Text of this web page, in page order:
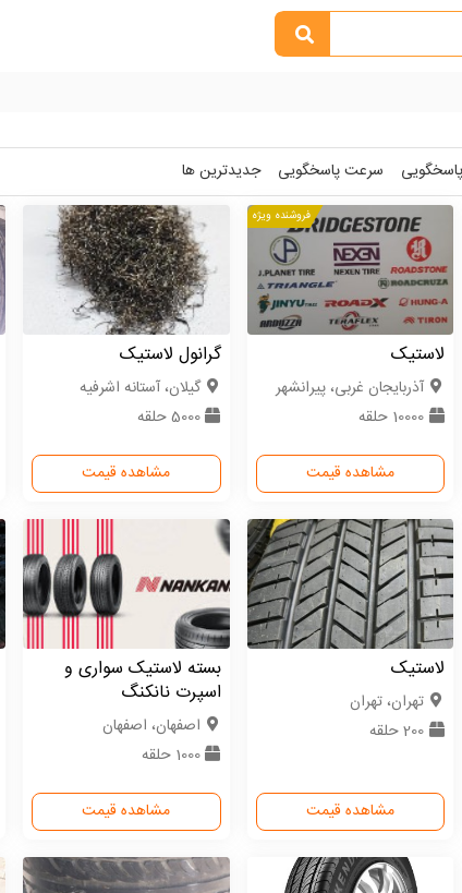
سرعت پاسخگویی جدیدترین ها
فروشنده ویژه
لاستیک
آذربایجان غربی، پیرانشهر
10000 حلقه
مشاهده قیمت
گرانول لاستیک
گیلان، آستانه اشرفیه
5000 حلقه
مشاهده قیمت
لاستیک
تهران، تهران
200 حلقه
مشاهده قیمت
بسته لاستیک سواری و
اسپرت نانکنگ
اصفهان، اصفهان
1000 حلقه
مشاهده قیمت